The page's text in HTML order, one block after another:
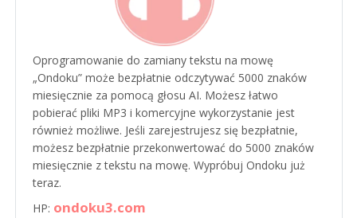
Oprogramowanie do zamiany tekstu na mowę
„Ondoku” może bezpłatnie odczytywać 5000 znaków
miesięcznie za pomocą głosu AI. Możesz łatwo
pobierać pliki MP3 i komercyjne wykorzystanie jest
również możliwe. Jeśli zarejestrujesz się bezpłatnie,
możesz bezpłatnie przekonwertować do 5000 znaków
miesięcznie z tekstu na mowę. Wypróbuj Ondoku już
teraz.
HP: ondoku3.com